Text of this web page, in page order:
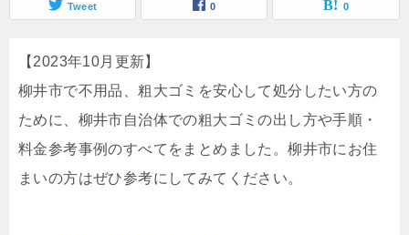
Tweet 0 0
【2023年10月更新】
柳井市で不用品、粗大ゴミを安心して処分したい方の
ために、柳井市自治体での粗大ゴミの出し方や手順・
料金参考事例のすべてをまとめました。柳井市にお住
まいの方はぜひ参考にしてみてください。